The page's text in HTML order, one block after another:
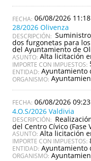
06/08/2026 11:18
28/2026 Olivenza
DESCRIPCIÓN:
dos furgonetas para
del Ayuntamiento de
ASUNTO: Alta licitación
IMPORTE CON IMPUESTOS:
ENTIDAD: Ayuntamiento
ORGANISMO:
06/08/2026 09:23
4.O.S/2026 Valdivia
DESCRIPCIÓN:
del Centro Cívico (Fase
ASUNTO: Alta licitación
IMPORTE CON IMPUESTOS:
ENTIDAD: Ayuntamiento
ORGANISMO: